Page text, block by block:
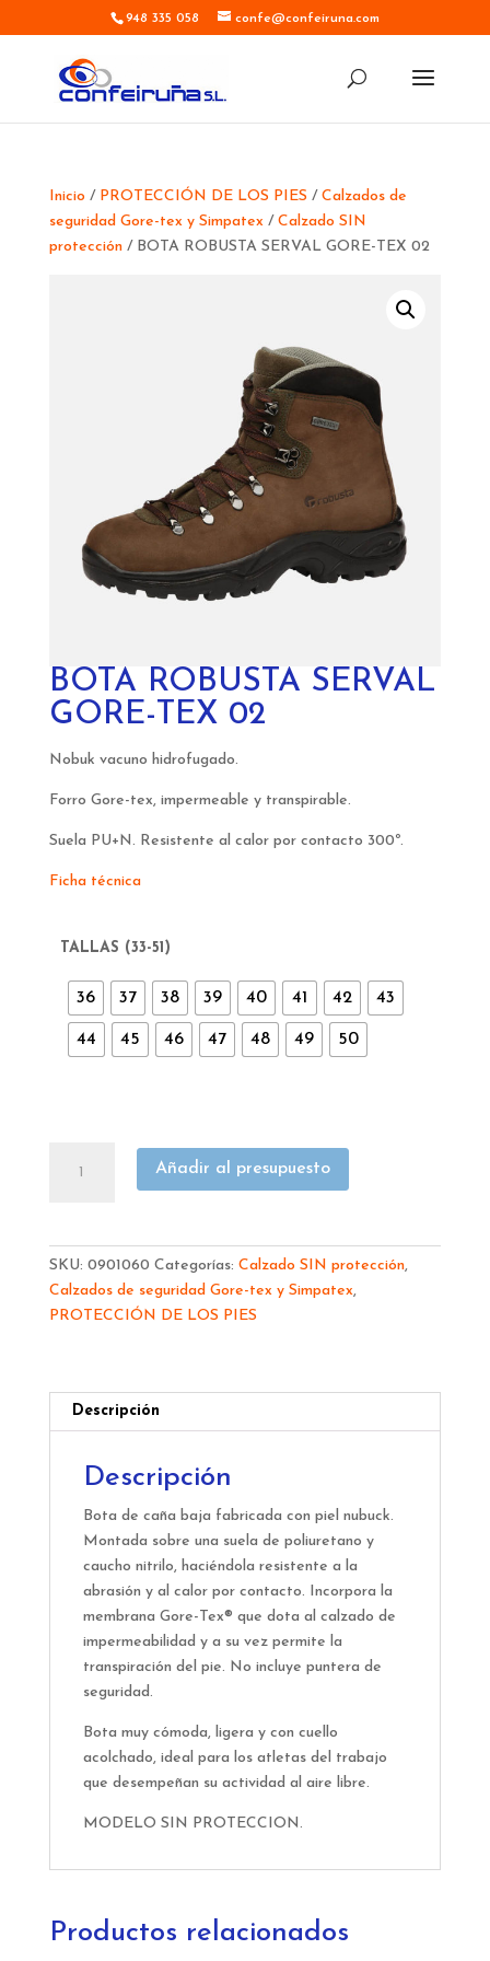
948 335 058 confe@confeiruna.com
Inicio / PROTECCIÓN DE LOS PIES / Calzados de
seguridad Gore-tex y Simpatex/ Calzado SIN
protección/ BOTA ROBUSTA SERVAL GORE-TEX 02
BOTA ROBUSTA SERVAL
GORE-TEX 02
Nobuk vacuno hidrofugado.
Forro Gore-tex, impermeable y transpirable.
Suela PU+N. Resistente al calor por contacto 300º.
Ficha técnica
TALLAS (33-51)
36 37 38 39 40 41 42 43
44 45 46 47 48 49 50
ROBUSTA
TEX
02
cantidad
Añadir al presupuesto
SKU: 0901060 Categorías: Calzado SIN protección,
Calzados de seguridad Gore-tex y Simpatex,
PROTECCIÓN DE LOS PIES
Descripción
Descripción
Bota de caña baja fabricada con piel nubuck.
Montada sobre una suela de poliuretano y
caucho nitrilo, haciéndola resistente a la
abrasión y al calor por contacto. Incorpora la
membrana Gore-Tex® que dota al calzado de
impermeabilidad y a su vez permite la
transpiración del pie. No incluye puntera de
seguridad.
Bota muy cómoda, ligera y con cuello
acolchado, ideal para los atletas del trabajo
que desempeñan su actividad al aire libre.
MODELO SIN PROTECCION.
Productos relacionados